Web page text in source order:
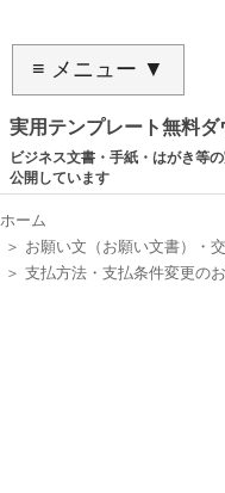
≡ メニュー ▼
実用テンプレート無料ダ
ビジネス文書・手紙・はがき等
公開しています
ホーム
＞ お願い文（お願い文書）・
＞ 支払方法・支払条件変更の